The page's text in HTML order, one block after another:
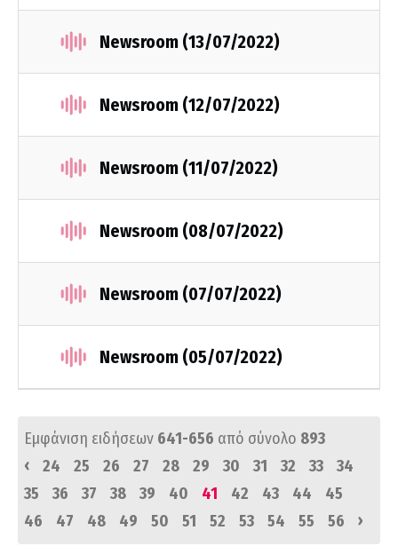
Newsroom (13/07/2022)
Newsroom (12/07/2022)
Newsroom (11/07/2022)
Newsroom (08/07/2022)
Newsroom (07/07/2022)
Newsroom (05/07/2022)
Εμφάνιση ειδήσεων 641-656 από σύνολο 893
‹
24 25 26 27 28 29 30 31 32 33
34
35
36 37 38 39 40 41 42 43 44
45
46
47 48 49 50 51 52 53 54 55 56 ›